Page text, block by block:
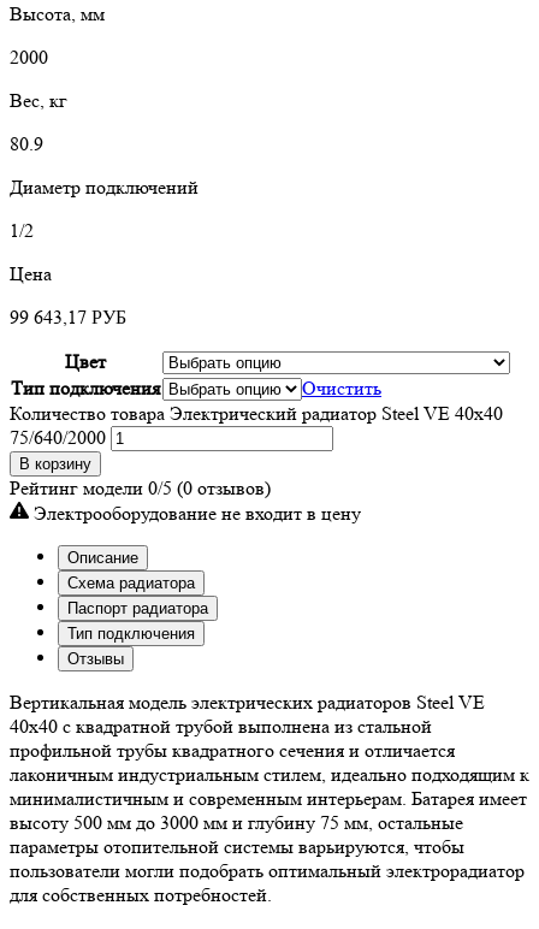
Высота, мм
2000
Вес, кг
80.9
Диаметр подключений
1/2
Цена
99 643,17 РУБ
Цвет
Тип подключения
Очистить
Количество товара Электрический радиатор Steel VE 40х40
75/640/2000
В корзину
Рейтинг модели 0/5 (0 отзывов)
Электрооборудование не входит в цену
Описание
Схема радиатора
Паспорт радиатора
Тип подключения
Отзывы
Вертикальная модель электрических радиаторов Steel VE
40х40 с квадратной трубой выполнена из стальной
профильной трубы квадратного сечения и отличается
лаконичным индустриальным стилем, идеально подходящим к
минималистичным и современным интерьерам. Батарея имеет
высоту 500 мм до 3000 мм и глубину 75 мм, остальные
параметры отопительной системы варьируются, чтобы
пользователи могли подобрать оптимальный электрорадиатор
для собственных потребностей.